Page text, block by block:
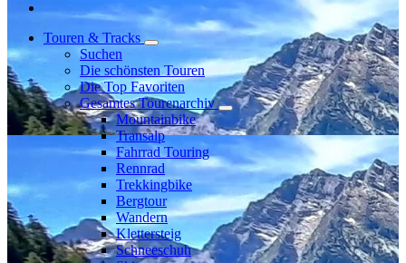
Touren & Tracks
Suchen
Die schönsten Touren
Die Top Favoriten
Gesamtes Tourenarchiv
Mountainbike
Transalp
Fahrrad Touring
Rennrad
Trekkingbike
Bergtour
Wandern
Klettersteig
Schneeschuh